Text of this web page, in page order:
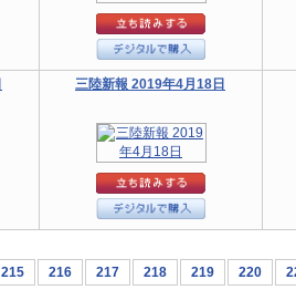
三陸新報 2019年4月18日
215 216 217 218 219 220